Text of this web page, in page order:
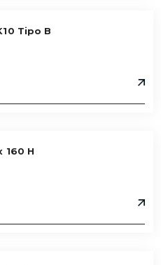
Tipo B
160 H